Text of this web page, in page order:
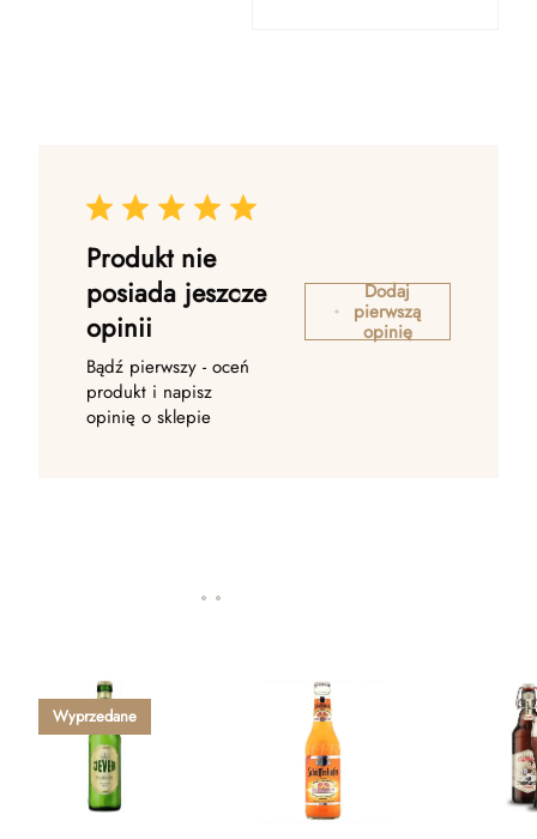
Produkt nie
posiada jeszcze
opinii
Bądź pierwszy - oceń
produkt i napisz
opinię o sklepie
Dodaj
pierwszą
opinię
Wyprzedane